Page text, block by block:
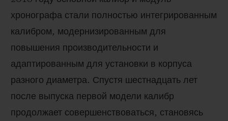
хронографа стали полностью интегрированным
калибром, модернизированным для
повышения производительности и
адаптированным для установки в корпуса
разного диаметра. Спустя шестнадцать лет
после выпуска первой модели калибр
продолжает совершенствоваться, становясь